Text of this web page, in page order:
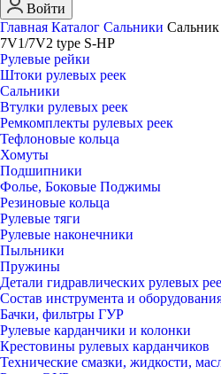
Войти
Главная Каталог Сальники Сальник
7V1/7V2 type S-HP
Рулевые рейки
Штоки рулевых реек
Сальники
Втулки рулевых реек
Ремкомплекты рулевых реек
Тефлоновые кольца
Хомуты
Подшипники
Фолье, Боковые Поджимы
Резиновые кольца
Рулевые тяги
Рулевые наконечники
Пыльники
Пружины
Детали гидравлических рулевых
Состав инструмента и
Бачки, фильтры ГУР
Рулевые карданчики и колонки
Крестовины рулевых карданчиков
Технические смазки, жидкости,